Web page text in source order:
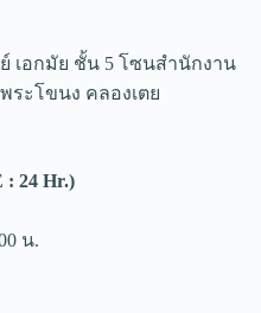
เอกมัย ชั้น 5 โซนสำนักงาน
ระโขนง คลองเตย
: 24 Hr.)
น.